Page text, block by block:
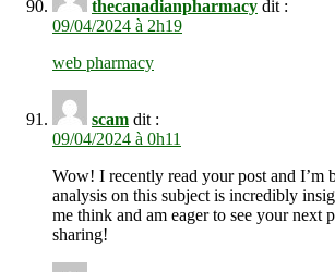
thecanadianpharmacy dit :
09/04/2024 à 2h19
web pharmacy
scam dit :
09/04/2024 à 0h11
Wow! I recently read your post and I’m
analysis on this subject is incredibly
me think and am eager to see your next
sharing!